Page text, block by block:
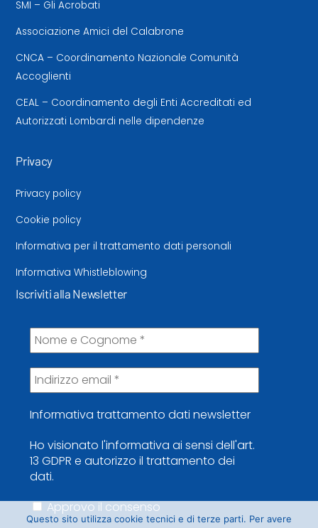
SMI – Gli Acrobati
Associazione Amici del Calabrone
CNCA – Coordinamento Nazionale Comunità
Accoglienti
CEAL – Coordinamento degli Enti Accreditati ed
Autorizzati Lombardi nelle dipendenze
Privacy
Privacy policy
Cookie policy
Informativa per il trattamento dati personali
Informativa Whistleblowing
Iscriviti alla Newsletter
Informativa trattamento dati newsletter
Ho visionato l'informativa ai sensi dell'art.
13 GDPR e autorizzo il trattamento dei
dati.
Approvo il consenso
Questo sito utilizza cookie tecnici e di terze parti. Per avere